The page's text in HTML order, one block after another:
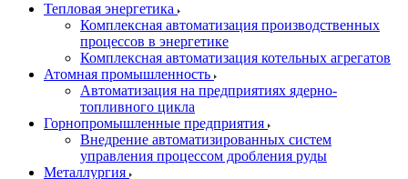
Тепловая энергетика
Комплексная автоматизация производственных
процессов в энергетике
Комплексная автоматизация котельных агрегатов
Атомная промышленность
Автоматизация на предприятиях ядерно-
топливного цикла
Горнопромышленные предприятия
Внедрение автоматизированных систем
управления процессом дробления руды
Металлургия